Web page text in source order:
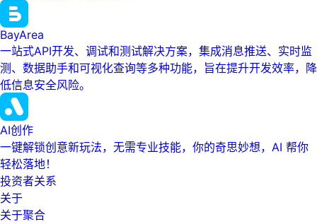
BayArea
一站式API开发、调试和测试解决方案，集成消息推送、实时监
测、数据助手和可视化查询等多种功能，旨在提升开发效率，降
低信息安全风险。
AI创作
一键解锁创意新玩法，无需专业技能，你的奇思妙想，AI 帮你
轻松落地！
投资者关系
关于
关于聚合